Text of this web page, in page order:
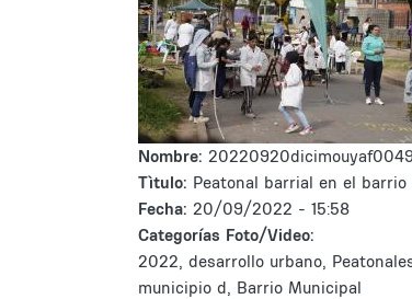
Nombre:
Tìtulo: Peatonal barrial en el barrio
Fecha: 20/09/2022 - 15:58
Categorías Foto/Video:
2022, desarrollo urbano,
municipio d, Barrio Municipal